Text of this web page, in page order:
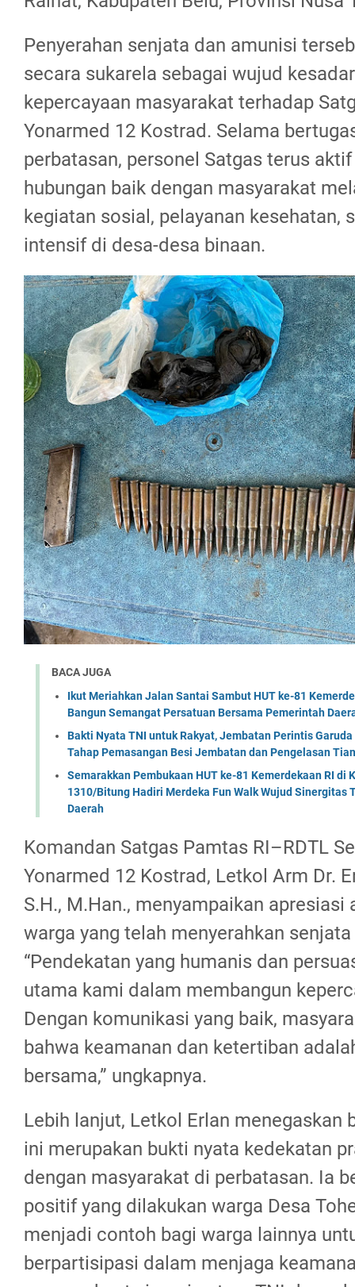
Penyerahan senjata dan amunisi
secara sukarela sebagai wujud
kepercayaan masyarakat terhadap
Yonarmed 12 Kostrad. Selama
perbatasan, personel Satgas terus
hubungan baik dengan masyarakat
kegiatan sosial, pelayanan kesehatan,
intensif di desa-desa binaan.
BACA JUGA
Ikut Meriahkan Jalan Santai Sambut HUT ke-81
Bangun Semangat Persatuan Bersama Pemerintah
Bakti Nyata TNI untuk Rakyat, Jembatan Perintis
Tahap Pemasangan Besi Jembatan dan Pengelasan
Semarakkan Pembukaan HUT ke-81 Kemerdekaan RI di
1310/Bitung Hadiri Merdeka Fun Walk Wujud Sinergitas
Daerah
Komandan Satgas Pamtas RI–RDTL
Yonarmed 12 Kostrad, Letkol Arm Dr.
S.H., M.Han., menyampaikan apresiasi
warga yang telah menyerahkan
“Pendekatan yang humanis dan
utama kami dalam membangun
Dengan komunikasi yang baik,
bahwa keamanan dan ketertiban
bersama,” ungkapnya.
Lebih lanjut, Letkol Erlan menegaskan
ini merupakan bukti nyata kedekatan
dengan masyarakat di perbatasan. Ia
positif yang dilakukan warga Desa
menjadi contoh bagi warga lainnya
berpartisipasi dalam menjaga